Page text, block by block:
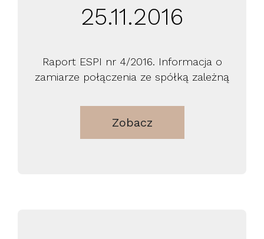
25.11.2016
Raport ESPI nr 4/2016. Informacja o
zamiarze połączenia ze spółką zależną
Zobacz